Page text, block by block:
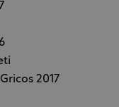
2017